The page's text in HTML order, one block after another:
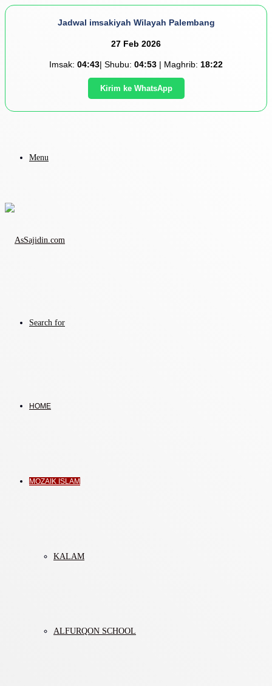
Jadwal imsakiyah Wilayah Palembang
27 Feb 2026
Imsak: 04:43| Shubu: 04:53 | Maghrib: 18:22
Kirim ke WhatsApp
Menu
Search for
HOME
MOZAIK ISLAM
KALAM
ALFURQON SCHOOL